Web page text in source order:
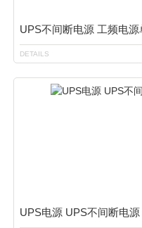
DETAILS
UPS电源 UPS不间断电源